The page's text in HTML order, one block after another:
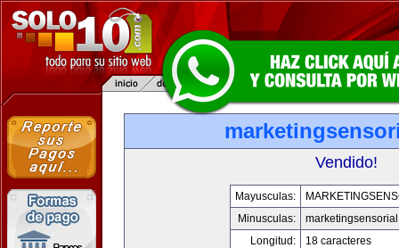
Vendido!
Mayusculas:
Minusculas:
Longitud:
18 caracteres